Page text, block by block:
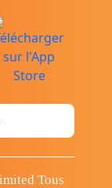
Tous